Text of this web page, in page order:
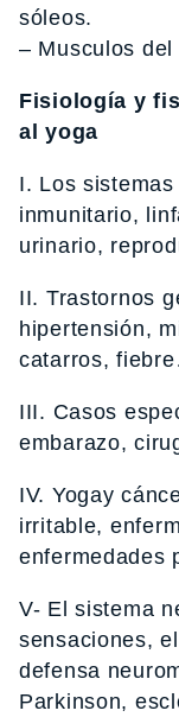
sóleos.
– Musculos del
Fisiología y
al yoga
I. Los
inmunitario,
urinario,
II. Trastornos
hipertensión,
catarros,
III. Casos
embarazo,
IV. Yogay
irritable,
enfermedades
V- El sistema
sensaciones,
defensa
Parkinson,